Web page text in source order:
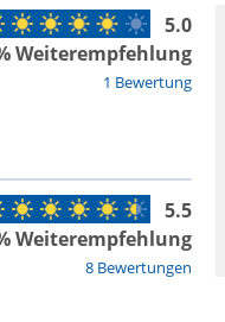
1 Bewertung
5.0
Weiterempfehlung
8 Bewertungen
5.5
Weiterempfehlung